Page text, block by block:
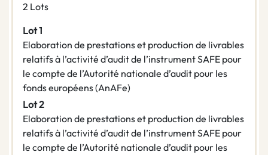
2 Lots
Lot 1
Elaboration de prestations et production de livrables
relatifs à l’activité d’audit de l’instrument SAFE pour
le compte de l’Autorité nationale d’audit pour les
fonds européens (AnAFe)
Lot 2
Elaboration de prestations et production de livrables
relatifs à l’activité d’audit de l’instrument SAFE pour
le compte de l’Autorité nationale d’audit pour les